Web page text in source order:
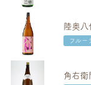
陸奥八
フルー
角右